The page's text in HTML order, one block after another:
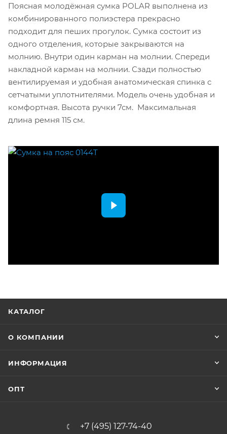
Поясная молодёжная сумка POLAR выполнена из
комбинированного полиэстера прекрасно
подходит для пеших прогулок. Сумка состоит из
одного отделения, которые закрываются на
молнию. Внутри один карман на молнии. Спереди
накладной карман на молнии. Сзади полностью
вентилируемая и удобная анатомическая спинка с
сетчатыми уплотнителями. Модель очень удобная и
комфортная. Высота ручки 7см. Максимальная
длина ремня 115 см.
КАТАЛОГ
О КОМПАНИИ
ИНФОРМАЦИЯ
ОПТ
+7 (495) 127-74-40